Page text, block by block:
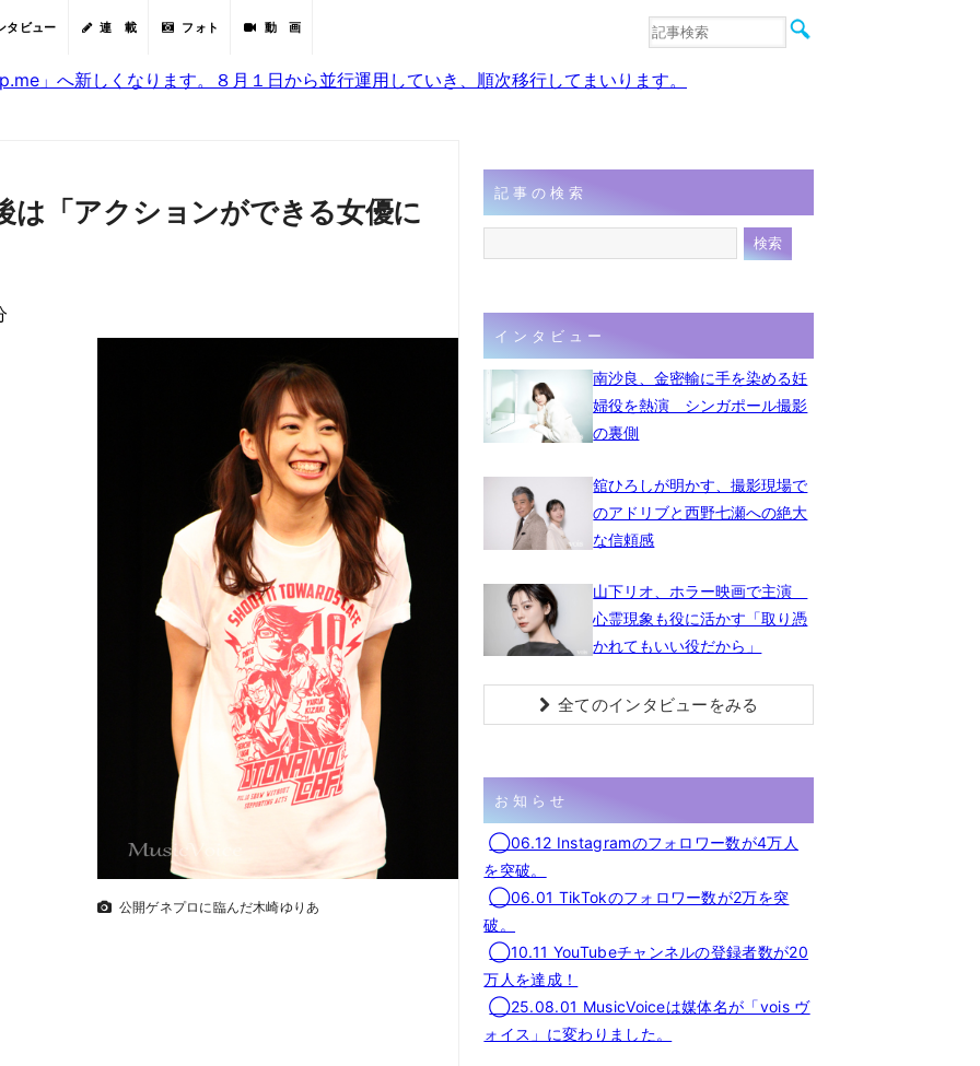
タビュー 連 載 フォト 動 画
音楽
」へ新しくなります。８月１日から並行運用していき、順次移行してまいります。
は「アクションができる女優に
公開ゲネプロに臨んだ木崎ゆりあ
記事の検索
インタビュー
南沙良、金密輸に手を染める妊
婦役を熱演 シンガポール撮影
の裏側
舘ひろしが明かす、撮影現場で
のアドリブと西野七瀬への絶大
な信頼感
山下リオ、ホラー映画で主演
心霊現象も役に活かす「取り憑
かれてもいい役だから」
全てのインタビューをみる
お知らせ
◯06.12 Instagramのフォロワー数が4万人
を突破。
◯06.01 TikTokのフォロワー数が2万を突
破。
◯10.11 YouTubeチャンネルの登録者数が20
万人を達成！
◯25.08.01 MusicVoiceは媒体名が「vois ヴ
ォイス」に変わりました。